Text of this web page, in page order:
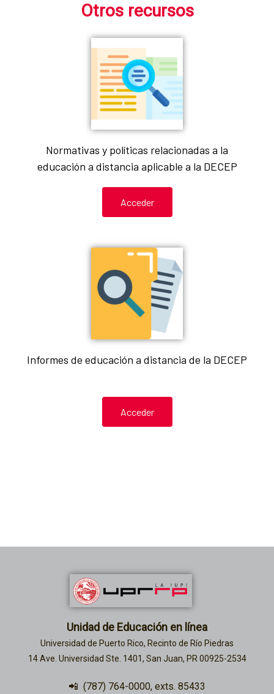
Otros recursos
Normativas y políticas relacionadas a la
educación a distancia aplicable a la DECEP
Acceder
Informes de educación a distancia de la DECEP
Acceder
Unidad de Educación en línea
Universidad de Puerto Rico, Recinto de Río Piedras
14 Ave. Universidad Ste. 1401, San Juan, PR 00925-2534
📲 (787) 764-0000, exts. 85433